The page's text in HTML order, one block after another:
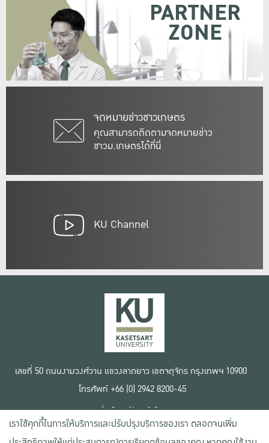
จดหมายข่าวชาวเกษตร
คุณสามารถติดตามจดหมายข่าว
ชาวม.เกษตรได้ที่นี่
PARTNER
ZONE
KU Channel
เลขที่ 50 ถนนงามวงศ์วาน แขวงลาดยาว เขตจตุจักร กรุงเทพฯ 10900
โทรศัพท์ +66 (0) 2942 8200-45
เงื่อนไขการใช้งานเว็บไซต์
ข้อตกลงด้านสิทธิ์ใช้งาน
นโยบายความเป็นส่วนตัว
เราใช้คุกกี้ในการให้บริการและปรับปรุงบริการของเรา ตลอดจนเพิ่ม